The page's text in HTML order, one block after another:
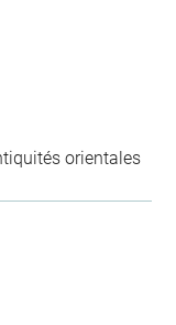
orientales